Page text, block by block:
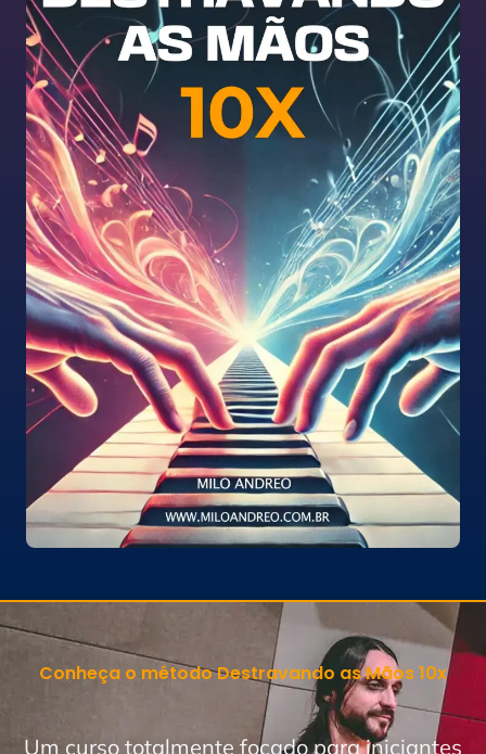
Conheça o método Destravando as Mãos 10x
Um curso totalmente focado para iniciantes